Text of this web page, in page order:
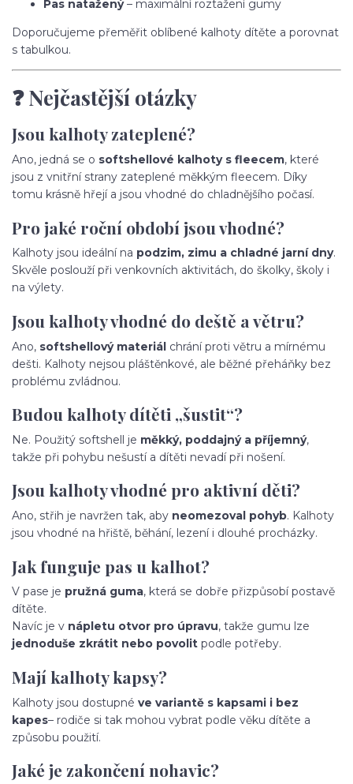
Pas natažený– maximální roztažení gumy
Doporučujeme přeměřit oblíbené kalhoty dítěte a porovnat
s tabulkou.
❓ Nejčastější otázky
Jsou kalhoty zateplené?
Ano, jedná se o softshellové kalhoty s fleecem, které
jsou z vnitřní strany zateplené měkkým fleecem. Díky
tomu krásně hřejí a jsou vhodné do chladnějšího počasí.
Pro jaké roční období jsou vhodné?
Kalhoty jsou ideální na podzim, zimu a chladné jarní dny.
Skvěle poslouží při venkovních aktivitách, do školky, školy i
na výlety.
Jsou kalhoty vhodné do deště a větru?
Ano, softshellový materiál chrání proti větru a mírnému
dešti. Kalhoty nejsou pláštěnkové, ale běžné přeháňky bez
problému zvládnou.
Budou kalhoty dítěti „šustit“?
Ne. Použitý softshell je měkký, poddajný a příjemný,
takže při pohybu nešustí a dítěti nevadí při nošení.
Jsou kalhoty vhodné pro aktivní děti?
Ano, střih je navržen tak, aby neomezoval pohyb. Kalhoty
jsou vhodné na hřiště, běhání, lezení i dlouhé procházky.
Jak funguje pas u kalhot?
V pase je pružná guma, která se dobře přizpůsobí postavě
dítěte.
Navíc je v nápletu otvor pro úpravu, takže gumu lze
jednoduše zkrátit nebo povolit podle potřeby.
Mají kalhoty kapsy?
Kalhoty jsou dostupné ve variantě s kapsami i bez
kapes– rodiče si tak mohou vybrat podle věku dítěte a
způsobu použití.
Jaké je zakončení nohavic?